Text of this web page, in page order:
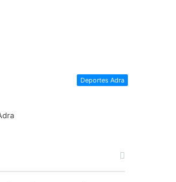
Deportes Adra